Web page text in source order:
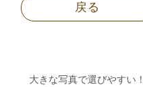
戻る
大きな写真で選びやすい！